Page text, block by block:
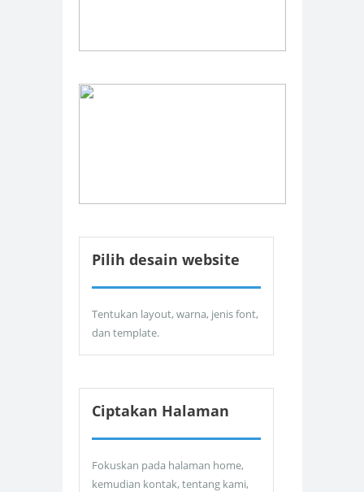
Pilih desain website
Tentukan layout, warna, jenis font,
dan template.
Ciptakan Halaman
Fokuskan pada halaman home,
kemudian kontak, tentang kami,